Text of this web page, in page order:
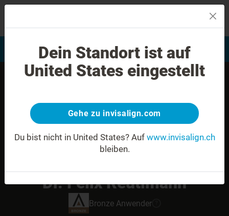
Bewertung Ihres Lächelns Invisalign Anwender finden
Dr. Felix Reutimann
Bronze Anwender
Dein Standort ist auf
United States eingestellt
Gehe zu invisalign.com
Du bist nicht in United States? Auf www.invisalign.ch
bleiben.